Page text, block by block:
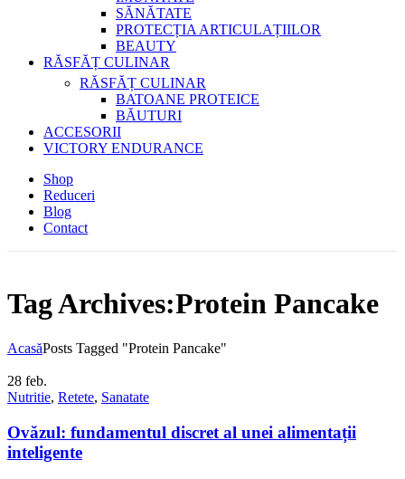
SĂNĂTATE
PROTECȚIA ARTICULAȚIILOR
BEAUTY
RĂSFĂȚ CULINAR
RĂSFĂȚ CULINAR
BATOANE PROTEICE
BĂUTURI
ACCESORII
VICTORY ENDURANCE
Shop
Reduceri
Blog
Contact
Tag Archives:Protein Pancake
AcasăPosts Tagged "Protein Pancake"
28 feb.
Nutritie, Retete, Sanatate
Ovăzul: fundamentul discret al unei alimentații
inteligente